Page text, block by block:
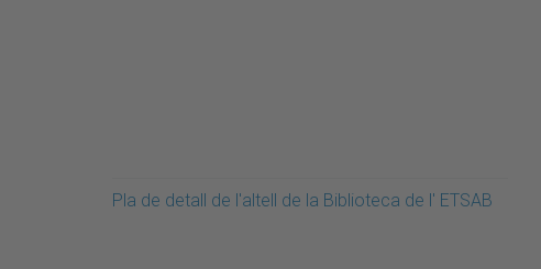
Pla de detall de l'altell de la Biblioteca de l' ETSAB